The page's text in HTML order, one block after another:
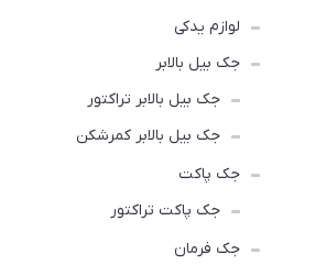
لوازم یدکی
جک بیل بالابر
جک بیل بالابر تراکتور
جک بیل بالابر کمرشکن
جک پاکت
جک پاکت تراکتور
جک فرمان